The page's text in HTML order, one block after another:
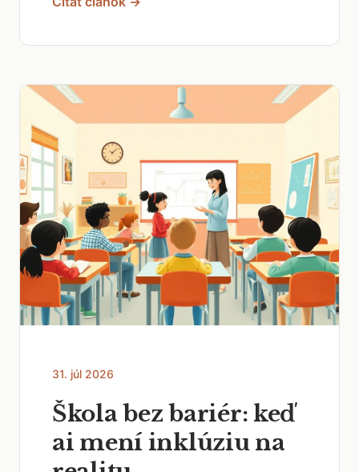
31. júl 2026
Škola bez bariér: keď
ai mení inklúziu na